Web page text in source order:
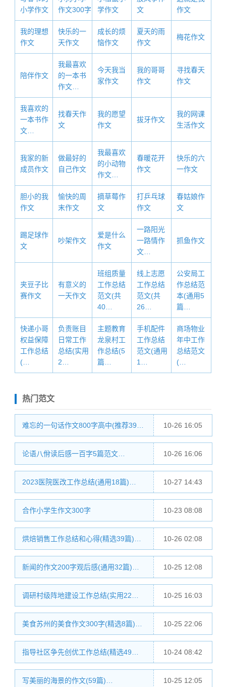
小学作文
作文300字
学作文
文
作文
我的理想
作文
快乐的一
天作文
成长的烦
恼作文
夏天的雨
作文
梅花作文
陪伴作文
我最喜欢
的一本书
作文…
今天我当
家作文
我的哥哥
作文
寻找春天
作文
我喜欢的
一本书作
文…
找春天作
文
我的愿望
作文
拔牙作文
我的网课
生活作文
我家的新
成员作文
做最好的
自己作文
我最喜欢
的小动物
作文…
春暖花开
作文
快乐的六
一作文
胆小的我
作文
愉快的周
末作文
摘草莓作
文
打乒乓球
作文
春姑娘作
文
踢足球作
文
吵架作文
爱是什么
作文
一路阳光
一路情作
文…
抓鱼作文
夹豆子比
赛作文
有意义的
一天作文
班组质量
工作总结
范文(共
40…
线上志愿
工作总结
范文(共
26…
公安局工
作总结范
本(通用5
篇…
快递小哥
权益保障
工作总结
(…
负责账目
日常工作
总结(实用
2…
主题教育
龙泉村工
作总结(5
篇…
手机配件
工作总结
范文(通用
1…
商场物业
年中工作
总结范文
(…
热门范文
难忘的一句话作文800字高中(推荐39… 10-26 16:05
论语八佾读后感一百字5篇范文… 10-26 16:06
2023医院医改工作总结(通用18篇)… 10-27 14:43
合作小学生作文300字 10-23 08:08
烘焙销售工作总结和心得(精选39篇)… 10-26 02:08
新闻的作文200字观后感(通用32篇)… 10-25 12:08
调研村级阵地建设工作总结(实用22… 10-25 16:03
美食苏州的美食作文300字(精选8篇)… 10-25 22:06
指导社区争先创优工作总结(精选49… 10-24 08:42
写美丽的海景的作文(59篇)… 10-25 12:05